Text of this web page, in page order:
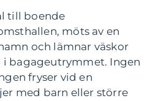
till boende
möts av en
och lämnar väskor
bagageutrymmet. Ingen
fryser vid en
med barn eller större